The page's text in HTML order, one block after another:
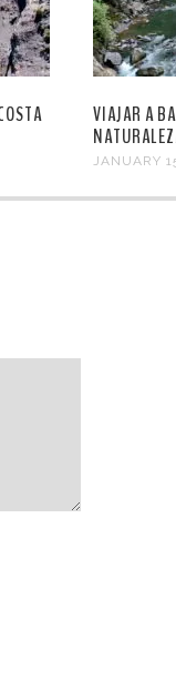
VIAJAR A
JANUARY